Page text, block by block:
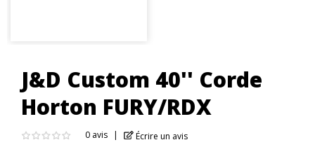
J&D Custom 40'' Corde
Horton FURY/RDX
0 avis Écrire un avis